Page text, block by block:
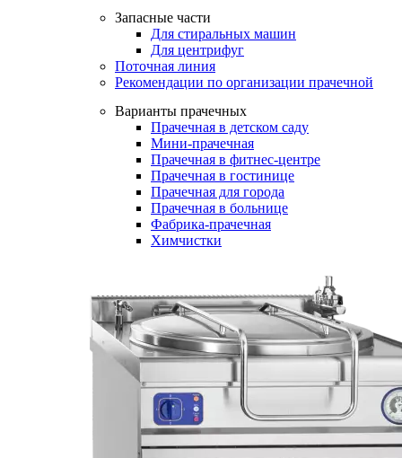
Запасные части
Для стиральных машин
Для центрифуг
Поточная линия
Рекомендации по организации прачечной
Варианты прачечных
Прачечная в детском саду
Мини-прачечная
Прачечная в фитнес-центре
Прачечная в гостинице
Прачечная для города
Прачечная в больнице
Фабрика-прачечная
Химчистки